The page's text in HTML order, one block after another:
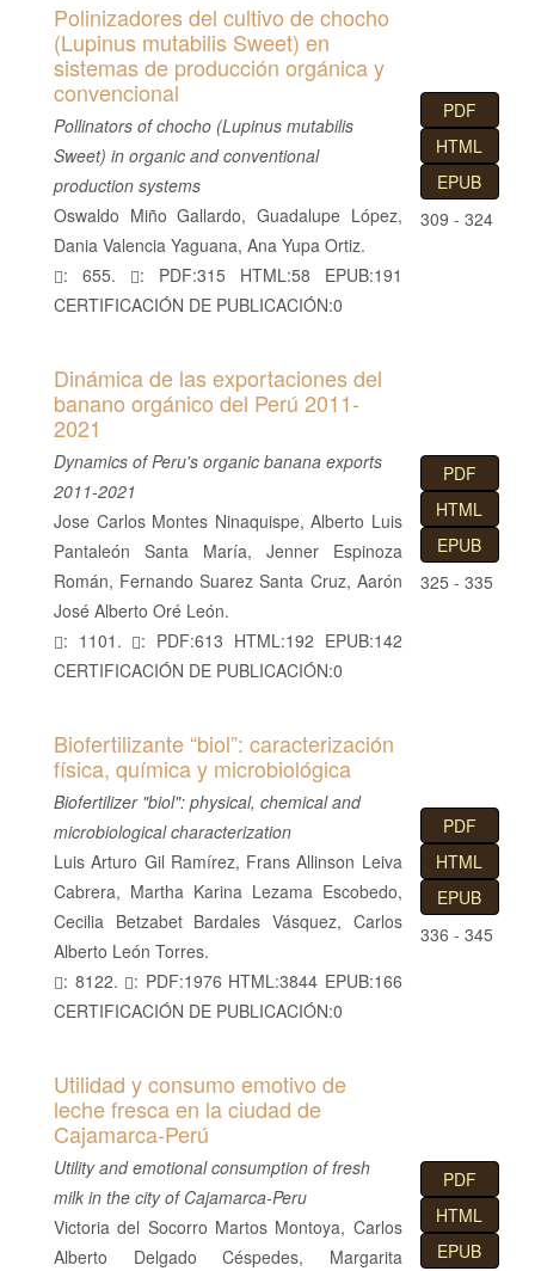
Polinizadores del cultivo de chocho
(Lupinus mutabilis Sweet) en
sistemas de producción orgánica y
convencional
Pollinators of chocho (Lupinus mutabilis
Sweet) in organic and conventional
production systems
Oswaldo Miño Gallardo, Guadalupe López,
Dania Valencia Yaguana, Ana Yupa Ortiz.
: 655.
: PDF:315 HTML:58 EPUB:191
CERTIFICACIÓN DE PUBLICACIÓN:0
PDF
HTML
EPUB
309 - 324
Dinámica de las exportaciones del
banano orgánico del Perú 2011-
2021
Dynamics of Peru's organic banana exports
2011-2021
Jose Carlos Montes Ninaquispe, Alberto Luis
Pantaleón Santa María, Jenner Espinoza
Román, Fernando Suarez Santa Cruz, Aarón
José Alberto Oré León.
: 1101.
: PDF:613 HTML:192 EPUB:142
CERTIFICACIÓN DE PUBLICACIÓN:0
PDF
HTML
EPUB
325 - 335
Biofertilizante “biol”: caracterización
física, química y microbiológica
Biofertilizer "biol": physical, chemical and
microbiological characterization
Luis Arturo Gil Ramírez, Frans Allinson Leiva
Cabrera, Martha Karina Lezama Escobedo,
Cecilia Betzabet Bardales Vásquez, Carlos
Alberto León Torres.
: 8122.
: PDF:1976 HTML:3844 EPUB:166
CERTIFICACIÓN DE PUBLICACIÓN:0
PDF
HTML
EPUB
336 - 345
Utilidad y consumo emotivo de
leche fresca en la ciudad de
Cajamarca-Perú
Utility and emotional consumption of fresh
milk in the city of Cajamarca-Peru
Victoria del Socorro Martos Montoya, Carlos
Alberto Delgado Céspedes, Margarita
PDF
HTML
EPUB